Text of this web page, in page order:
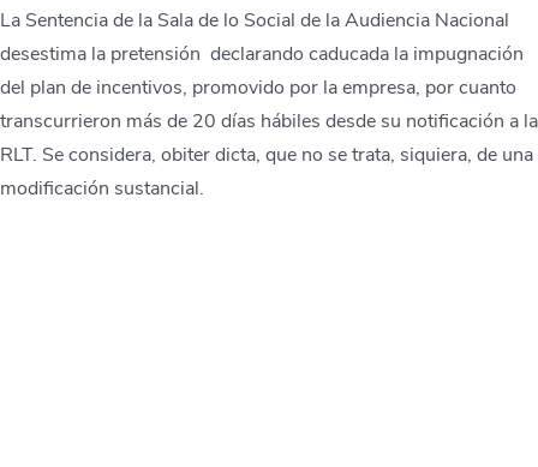
La Sentencia de la Sala de lo Social de la Audiencia Nacional
desestima la pretensión declarando caducada la impugnación
del plan de incentivos, promovido por la empresa, por cuanto
transcurrieron más de 20 días hábiles desde su notificación a la
RLT. Se considera, obiter dicta, que no se trata, siquiera, de una
modificación sustancial.